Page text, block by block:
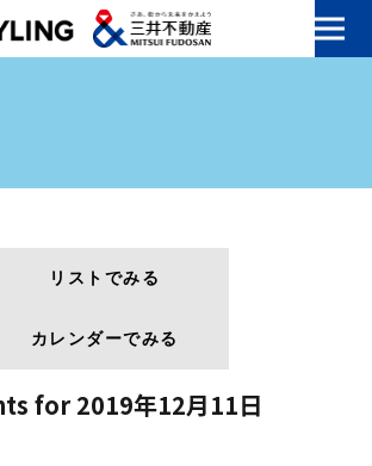
リストでみる
カレンダーでみる
for 2019年12月11日